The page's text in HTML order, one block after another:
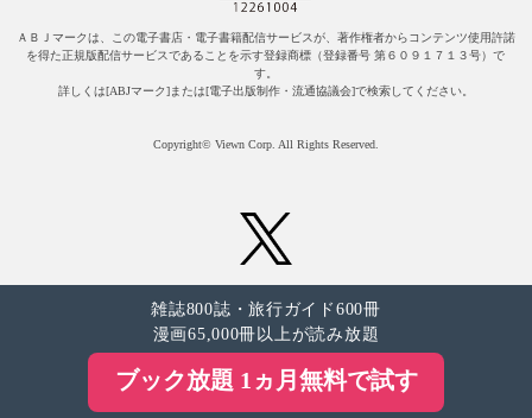
ＡＢＪマークは、この電子書店・電子書籍配信サービスが、著作権者からコンテンツ使用許諾
を得た正規版配信サービスであることを示す登録商標（登録番号 第６０９１７１３号）で
す。
詳しくは[ABJマーク]または[電子出版制作・流通協議会]で検索してください。
Copyright© Viewn Corp. All Rights Reserved.
雑誌800誌・旅行ガイド600冊
漫画65,000冊以上が読み放題
ブック放題 1ヵ月無料で試す